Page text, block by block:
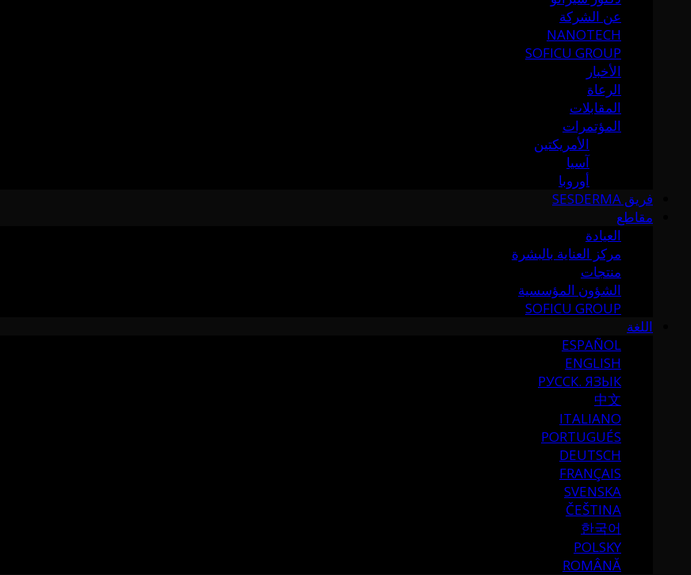
عن الشركة
NANOTECH
SOFICU GROUP
الأخبار
الرعاة
المقابلات
المؤتمرات
الأمريكتين
آسيا
أوروبا
فريق SESDERMA
مقاطع
العيادة
مركز العناية بالبشرة
منتجات
الشؤون المؤسسية
SOFICU GROUP
اللغة
ESPAÑOL
ENGLISH
РУССК. ЯЗЫК
中文
ITALIANO
PORTUGUÉS
DEUTSCH
FRANÇAIS
SVENSKA
ČEŠTINA
한국어
POLSKY
ROMÂNĂ